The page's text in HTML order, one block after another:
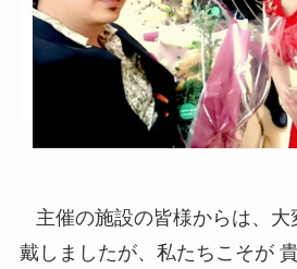
主催の施設の皆様からは、大
戴しましたが、私たちこそが